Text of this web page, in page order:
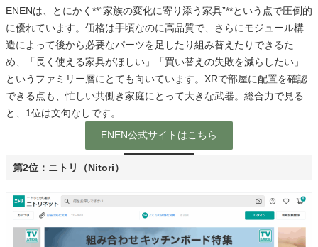
ENENは、とにかく**“家族の変化に寄り添う家具”**という点で圧倒的
に優れています。価格は手頃なのに高品質で、さらにモジュール構
造によって後から必要なパーツを足したり組み替えたりできるた
め、「長く使える家具がほしい」「買い替えの失敗を減らしたい」
というファミリー層にとても向いています。XRで部屋に配置を確認
できる点も、忙しい共働き家庭にとって大きな武器。総合力で見る
と、1位は文句なしです。
ENEN公式サイトはこちら
第2位：ニトリ（Nitori）